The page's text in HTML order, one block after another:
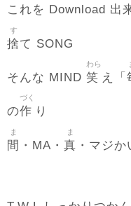
これを Download 出
捨
す
て SONG
そんな MIND 笑
わら
え「
の作
づく
り
間
ま
・MA・ 真
ま
・マジか